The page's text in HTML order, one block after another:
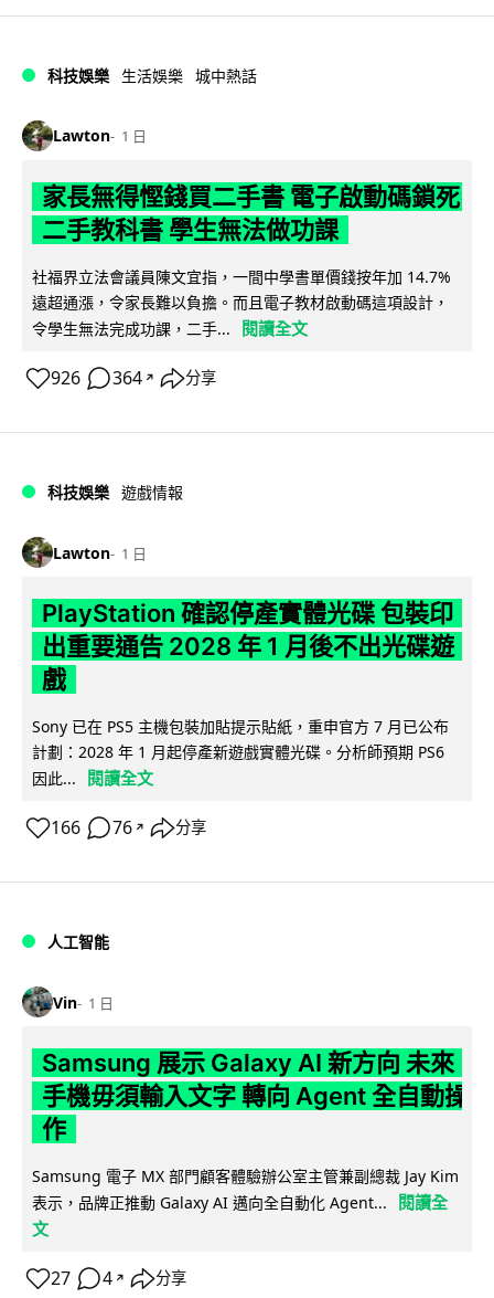
科技娛樂 生活娛樂 城中熱話
Lawton 1 日
家長無得慳錢買二手書 電子啟動碼鎖死
二手教科書 學生無法做功課
社福界立法會議員陳文宜指，一間中學書單價錢按年加 14.7%
遠超通漲，令家長難以負擔。而且電子教材啟動碼這項設計，
令學生無法完成功課，二手...
閱讀全文
926 364 ↗ 分享
科技娛樂 遊戲情報
Lawton 1 日
PlayStation 確認停產實體光碟 包裝印
出重要通告 2028 年 1 月後不出光碟遊
戲
Sony 已在 PS5 主機包裝加貼提示貼紙，重申官方 7 月已公布
計劃：2028 年 1 月起停產新遊戲實體光碟。分析師預期 PS6
因此...
閱讀全文
166 76 ↗ 分享
人工智能
Vin 1 日
Samsung 展示 Galaxy AI 新方向 未來
手機毋須輸入文字 轉向 Agent 全自動操
作
Samsung 電子 MX 部門顧客體驗辦公室主管兼副總裁 Jay Kim
表示，品牌正推動 Galaxy AI 邁向全自動化 Agent...
閱讀全
文
27 4 ↗ 分享